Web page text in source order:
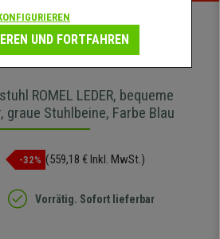
ROMEL LEDER, bequeme
Stuhlbeine, Farbe Blau
-32% (559,18 € Inkl. MwSt.)
Vorrätig. Sofort lieferbar
UND FORTFAHREN